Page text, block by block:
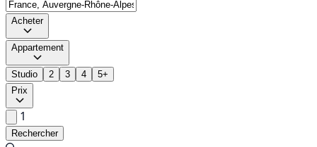
Acheter
Appartement
Studio 2 3 4
5+
Prix
1
Rechercher